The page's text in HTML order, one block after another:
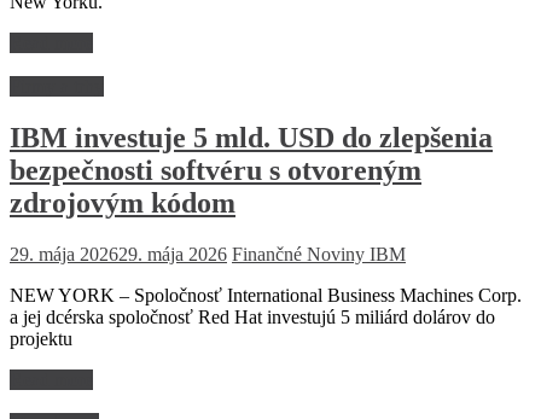
IBM investuje 5 mld. USD do zlepšenia
bezpečnosti softvéru s otvoreným
zdrojovým kódom
29. mája 202629. mája 2026 Finančné Noviny IBM
NEW YORK – Spoločnosť International Business Machines Corp.
a jej dcérska spoločnosť Red Hat investujú 5 miliárd dolárov do
projektu